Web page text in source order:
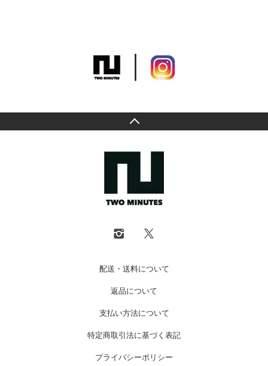
配送・送料について
返品について
支払い方法について
特定商取引法に基づく表記
プライバシーポリシー